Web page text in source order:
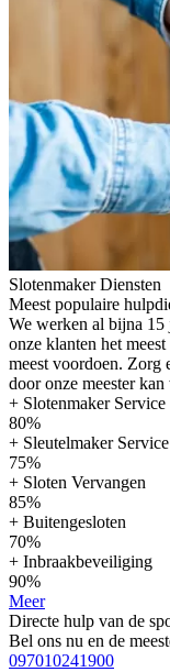
Slotenmaker Diensten
Meest populaire
We werken al bijna 15
onze klanten het
meest voordoen.
door onze meester
+ Slotenmaker Service
80%
+ Sleutelmaker Service
75%
+ Sloten Vervangen
85%
+ Buitengesloten
70%
+ Inbraakbeveiliging
90%
Meer
Directe hulp van de
Bel ons nu en de
097010241900